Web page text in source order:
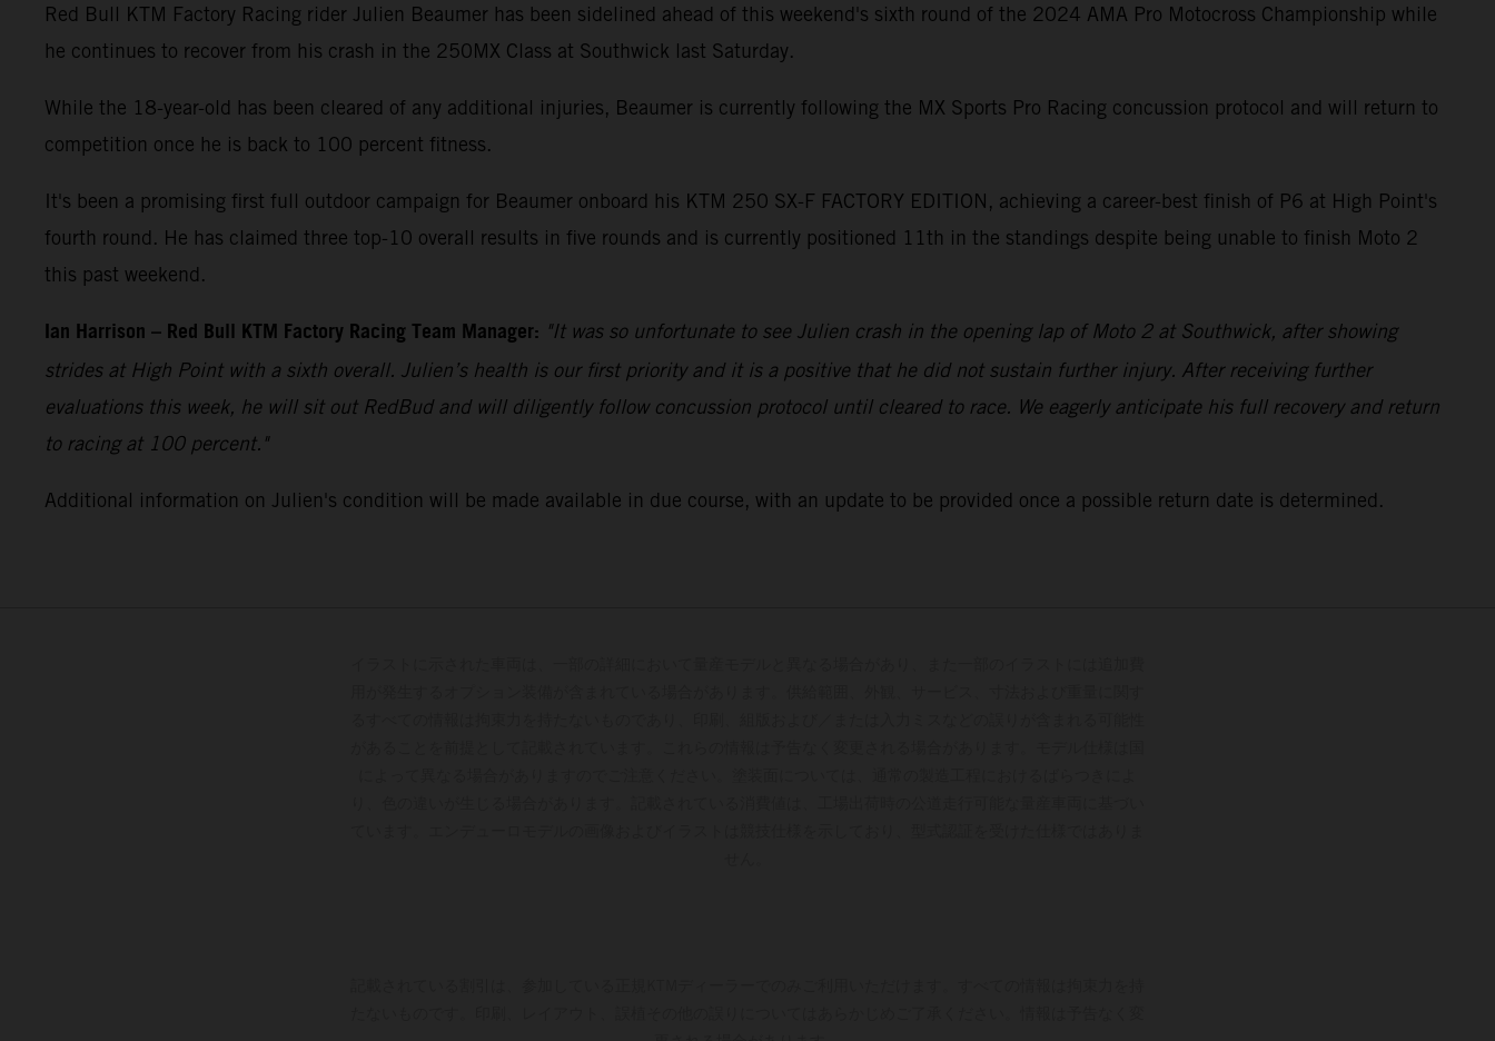
Red Bull KTM Factory Racing rider Julien Beaumer has been sidelined ahead of this weekend's sixth round of the 2024 AMA Pro Motocross Championship while
he continues to recover from his crash in the 250MX Class at Southwick last Saturday.
While the 18-year-old has been cleared of any additional injuries, Beaumer is currently following the MX Sports Pro Racing concussion protocol and will return to
competition once he is back to 100 percent fitness.
It's been a promising first full outdoor campaign for Beaumer onboard his KTM 250 SX-F FACTORY EDITION, achieving a career-best finish of P6 at High Point's
fourth round. He has claimed three top-10 overall results in five rounds and is currently positioned 11th in the standings despite being unable to finish Moto 2
this past weekend.
Ian Harrison – Red Bull KTM Factory Racing Team Manager: "It was so unfortunate to see Julien crash in the opening lap of Moto 2 at Southwick, after showing
strides at High Point with a sixth overall. Julien’s health is our first priority and it is a positive that he did not sustain further injury. After receiving further
evaluations this week, he will sit out RedBud and will diligently follow concussion protocol until cleared to race. We eagerly anticipate his full recovery and return
to racing at 100 percent."
Additional information on Julien's condition will be made available in due course, with an update to be provided once a possible return date is determined.